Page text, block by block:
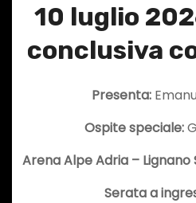
10 luglio
conclusiva
Presenta:
Ospite speciale:
Arena Alpe Adria – Lignano
Serata a